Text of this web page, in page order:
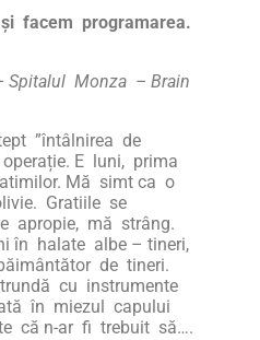
facem programarea.
Monza – Brain
”întâlnirea de
E luni, prima
Mă simt ca o
Gratiile se
apropie, mă strâng.
în halate albe – tineri,
de tineri.
cu instrumente
în miezul capului
că n-ar fi trebuit să….